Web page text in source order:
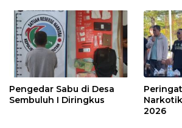
Pengedar Sabu di Desa
Sembuluh I Diringkus
2026